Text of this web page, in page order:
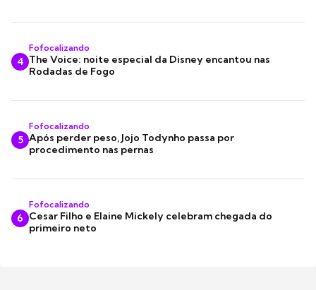
4
Fofocalizando
The Voice: noite especial da Disney encantou nas
Rodadas de Fogo
5
Fofocalizando
Após perder peso, Jojo Todynho passa por
procedimento nas pernas
6
Fofocalizando
Cesar Filho e Elaine Mickely celebram chegada do
primeiro neto